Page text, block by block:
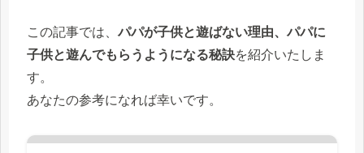
この記事では、 パパが子供と遊ばない理由、パパに
子供と遊んでもらうようになる秘訣を紹介いたしま
す。
あなたの参考になれば幸いです。